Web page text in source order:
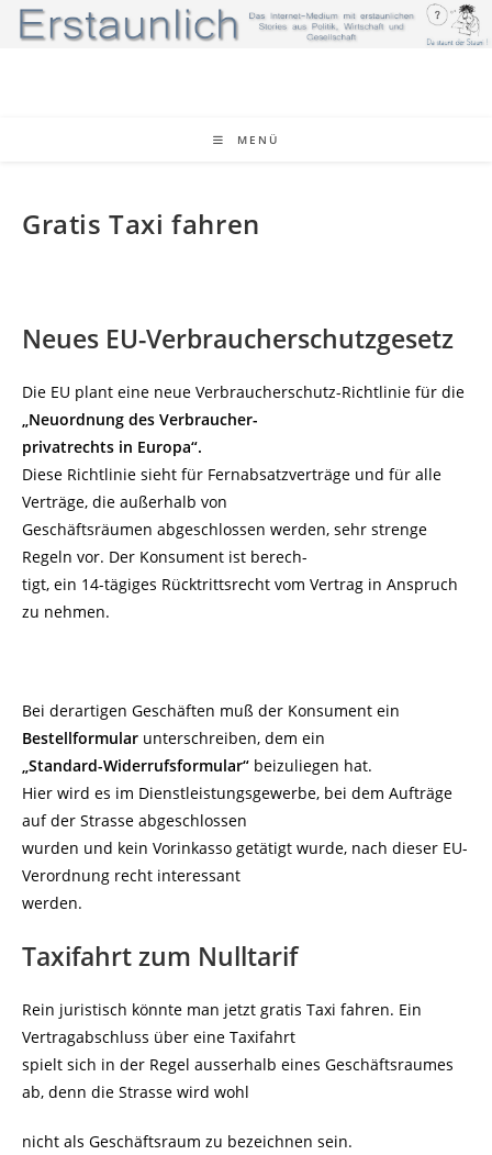
Zum
Inhalt
MENÜ
Gratis Taxi fahren
Neues EU-Verbraucherschutzgesetz
Die EU plant eine neue Verbraucherschutz-Richtlinie für die
„Neuordnung des Verbraucher-
privatrechts in Europa“.
Diese Richtlinie sieht für Fernabsatzverträge und für alle
Verträge, die außerhalb von
Geschäftsräumen abgeschlossen werden, sehr strenge
Regeln vor. Der Konsument ist berech-
tigt, ein 14-tägiges Rücktrittsrecht vom Vertrag in Anspruch
zu nehmen.
Bei derartigen Geschäften muß der Konsument ein
Bestellformular unterschreiben, dem ein
„Standard-Widerrufsformular“ beizuliegen hat.
Hier wird es im Dienstleistungsgewerbe, bei dem Aufträge
auf der Strasse abgeschlossen
wurden und kein Vorinkasso getätigt wurde, nach dieser EU-
Verordnung recht interessant
werden.
Taxifahrt zum Nulltarif
Rein juristisch könnte man jetzt gratis Taxi fahren. Ein
Vertragabschluss über eine Taxifahrt
spielt sich in der Regel ausserhalb eines Geschäftsraumes
ab, denn die Strasse wird wohl
nicht als Geschäftsraum zu bezeichnen sein.